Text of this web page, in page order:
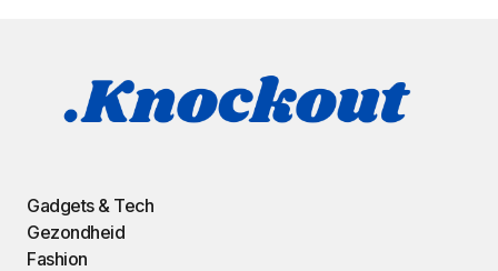
Gadgets & Tech
Gezondheid
Fashion